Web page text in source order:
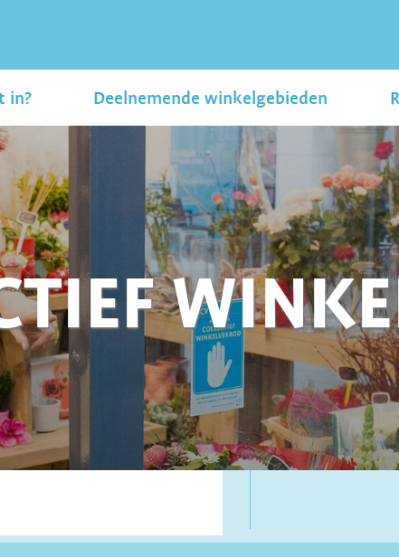
in? Deelnemende winkelgebieden